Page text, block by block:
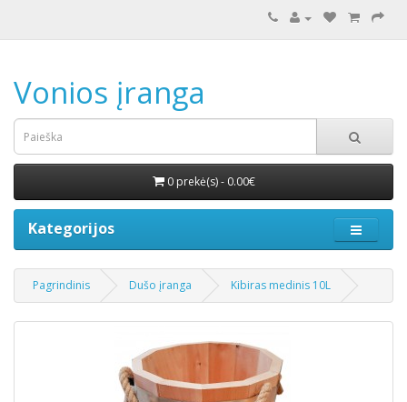
Vonios įranga
0 prekė(s) - 0.00€
Kategorijos
Pagrindinis Dušo įranga Kibiras medinis 10L